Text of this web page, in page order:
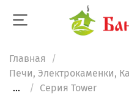
Главная
Печи, Электрокаменки,
...
Серия Tower